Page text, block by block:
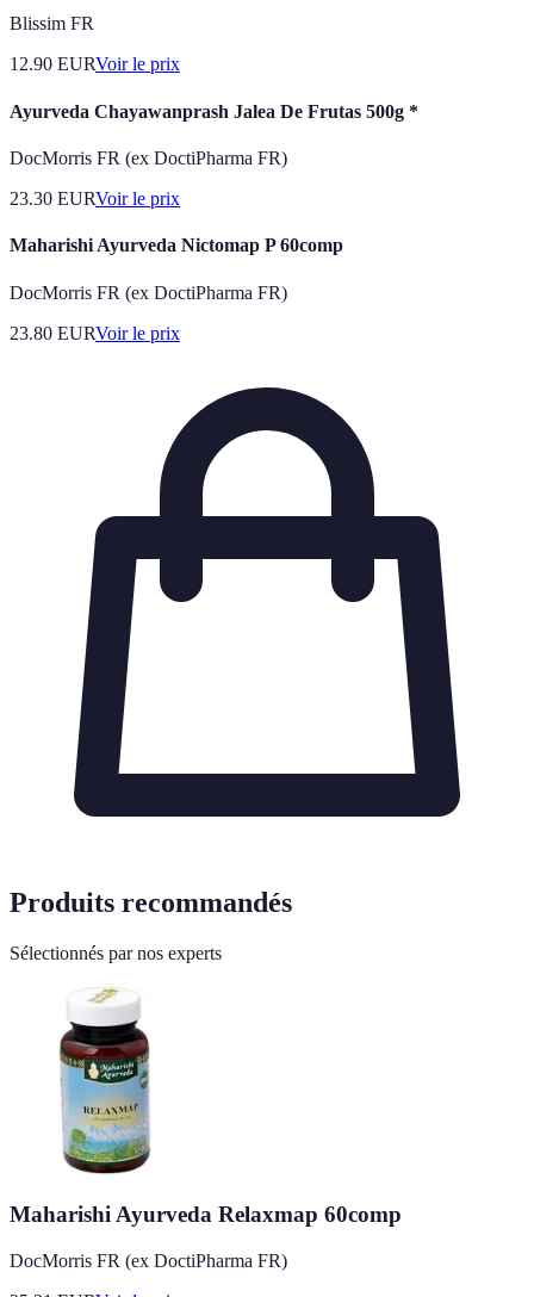
Blissim FR
12.90 EURVoir le prix
Ayurveda Chayawanprash Jalea De Frutas 500g *
DocMorris FR (ex DoctiPharma FR)
23.30 EURVoir le prix
Maharishi Ayurveda Nictomap P 60comp
DocMorris FR (ex DoctiPharma FR)
23.80 EURVoir le prix
Produits recommandés
Sélectionnés par nos experts
Maharishi Ayurveda Relaxmap 60comp
DocMorris FR (ex DoctiPharma FR)